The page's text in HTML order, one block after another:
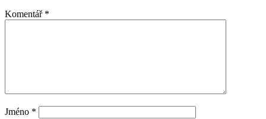
Komentář *
Jméno *